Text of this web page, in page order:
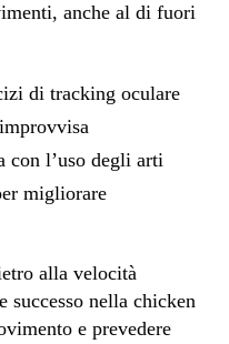
anche al di fuori
di tracking oculare
con l’uso degli arti
migliorare
alla velocità
successo nella chicken
e prevedere